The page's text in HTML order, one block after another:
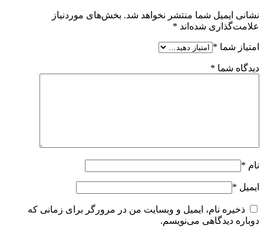
نشانی ایمیل شما منتشر نخواهد شد. بخش‌های موردنیاز
علامت‌گذاری شده‌اند *
امتیاز شما *
دیدگاه شما *
نام *
ایمیل *
ذخیره نام، ایمیل و وبسایت من در مرورگر برای زمانی که
دوباره دیدگاهی می‌نویسم.